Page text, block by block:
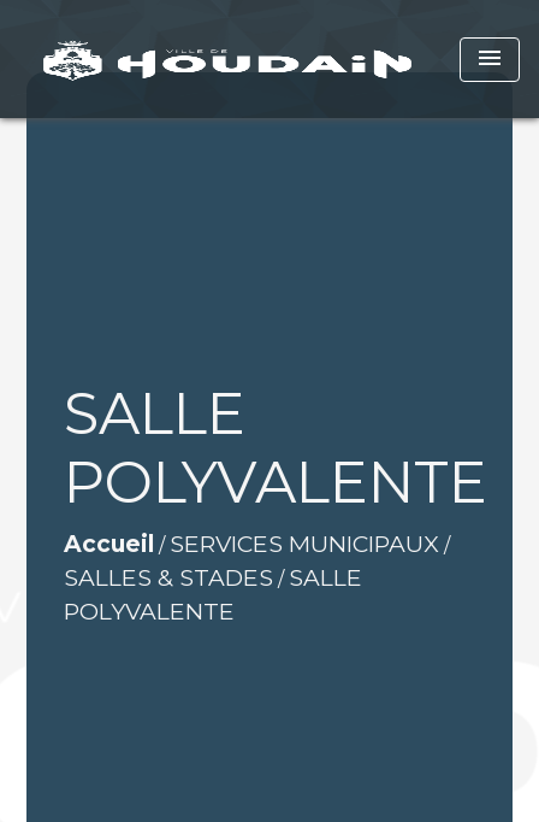
menu
SALLE
POLYVALENTE
Accueil / SERVICES MUNICIPAUX /
SALLES & STADES / SALLE
POLYVALENTE